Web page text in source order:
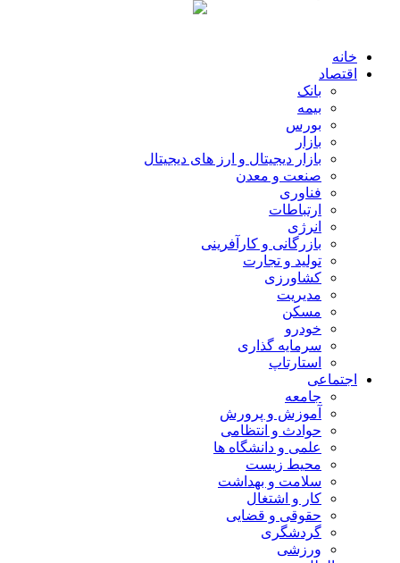
خانه
اقتصاد
بانک
بیمه
بورس
بازار
بازار دیجیتال و ارز های دیجیتال
صنعت و معدن
فناوری
ارتباطات
انرژی
بازرگانی و کارآفرینی
تولید و تجارت
کشاورزی
مدیریت
مسکن
خودرو
سرمایه گذاری
استارتاپ
اجتماعی
جامعه
آموزش و پرورش
حوادث و انتظامی
علمی و دانشگاه ها
محیط زیست
سلامت و بهداشت
کار و اشتغال
حقوقی و قضایی
گردشگری
ورزشی